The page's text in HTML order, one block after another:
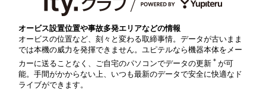
オービス設置位置や事故多発エリアなどの情報
オービスの位置など、刻々と変わる取締事情。データが古いまま
では本機の威力を発揮できません。ユピテルなら機器本体をメー
カーに送ることなく、ご自宅のパソコンでデータの更新 ＊ が可
能。手間がかからない上、いつも最新のデータで安全に快適なド
ライブができます。